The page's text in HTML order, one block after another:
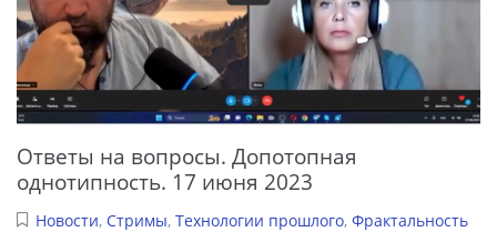
Ответы на вопросы. Допотопная
однотипность. 17 июня 2023
Новости, Стримы, Технологии прошлого, Фрактальность